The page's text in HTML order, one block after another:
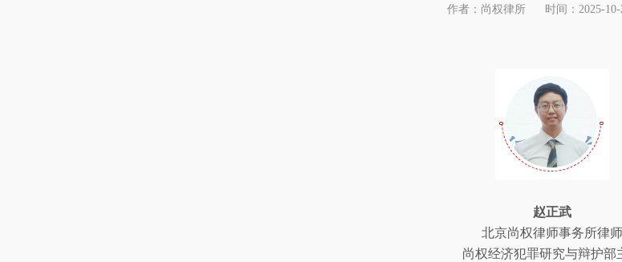
作者：尚权律所 时间：2025-10-
赵正武
北京尚权律师事务所律师
尚权经济犯罪研究与辩护部